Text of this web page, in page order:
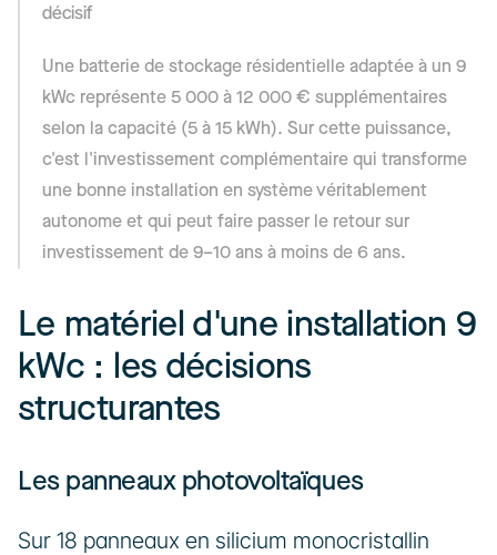
décisif
Une batterie de stockage résidentielle adaptée à un 9
kWc représente 5 000 à 12 000 € supplémentaires
selon la capacité (5 à 15 kWh). Sur cette puissance,
c'est l'investissement complémentaire qui transforme
une bonne installation en système véritablement
autonome et qui peut faire passer le retour sur
investissement de 9–10 ans à moins de 6 ans.
Le matériel d'une installation 9
kWc : les décisions
structurantes
Les panneaux photovoltaïques
Sur 18 panneaux en silicium monocristallin